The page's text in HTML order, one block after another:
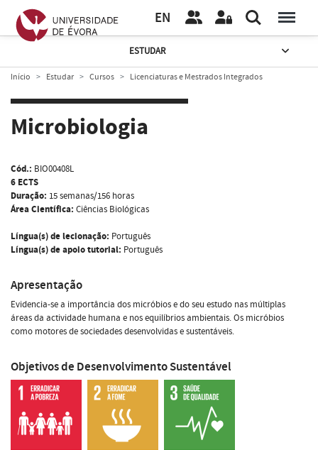
EN
ESTUDAR
Início Estudar Cursos Licenciaturas e Mestrados Integrados
Microbiologia
Cód.: BIO00408L
6 ECTS
Duração: 15 semanas/156 horas
Área Científica: Ciências Biológicas
Língua(s) de lecionação: Português
Língua(s) de apoio tutorial: Português
Apresentação
Evidencia-se a importância dos micróbios e do seu estudo nas múltiplas
áreas da actividade humana e nos equilíbrios ambientais. Os micróbios
como motores de sociedades desenvolvidas e sustentáveis.
Objetivos de Desenvolvimento Sustentável